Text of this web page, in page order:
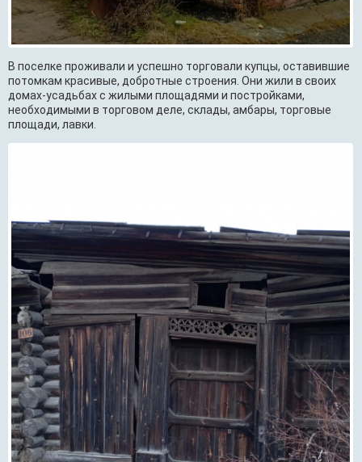
В поселке проживали и успешно торговали купцы, оставившие
потомкам красивые, добротные строения. Они жили в своих
домах-усадьбах с жилыми площадями и постройками,
необходимыми в торговом деле, склады, амбары, торговые
площади, лавки.